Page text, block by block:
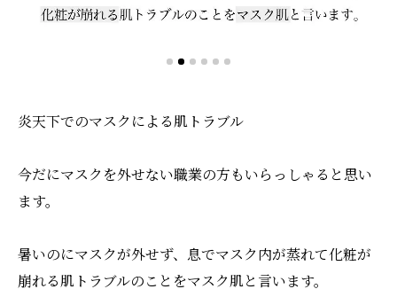
炎天下でのマスクによる肌トラブル
今だにマスクを外せない職業の方もいらっしゃると思い
ます。
暑いのにマスクが外せず、息でマスク内が蒸れて化粧が
崩れる肌トラブルのことをマスク肌と言います。